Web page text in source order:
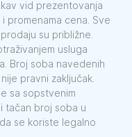
vid prezentovanja
promenama cena. Sve
su približne.
usluga
Broj soba navedenih
pravni zaključak.
sa sopstvenim
tačan broj soba u
se koriste legalno